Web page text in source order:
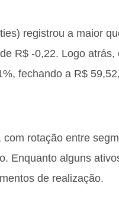
registrou a maior
R$ -0,22. Logo atrás,
fechando a R$
rotação entre
Enquanto alguns
de realização.